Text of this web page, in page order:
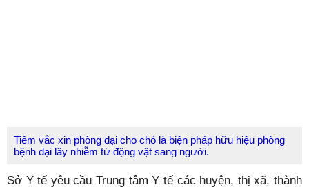
Tiêm vắc xin phòng dại cho chó là biện pháp hữu hiệu phòng
bệnh dại lây nhiễm từ động vật sang người.
Sở Y tế yêu cầu Trung tâm Y tế các huyện, thị xã, thành